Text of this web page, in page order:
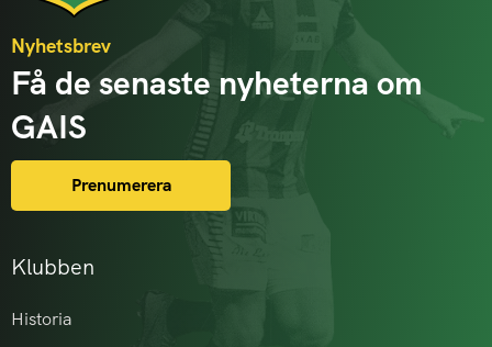
Klubben
Historia
Nyhetsbrev
Få de senaste nyheterna om
GAIS
Prenumerera